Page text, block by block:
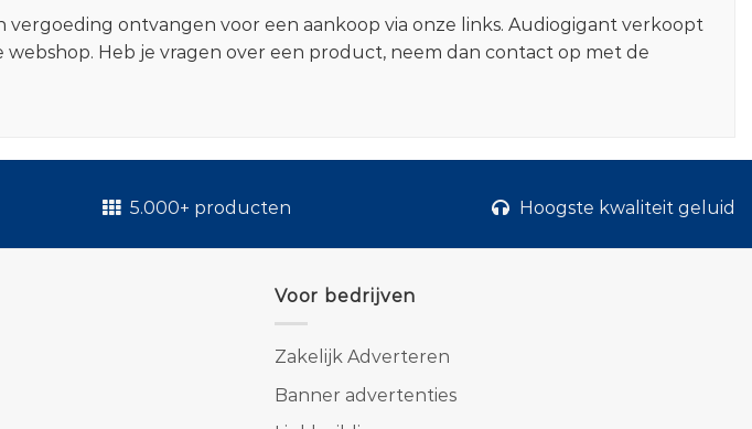
ontvangen voor een aankoop via onze links. Audiogigant verkoopt
Heb je vragen over een product, neem dan contact op met de
5.000+ producten Hoogste kwaliteit geluid
Voor bedrijven
Zakelijk Adverteren
Banner advertenties